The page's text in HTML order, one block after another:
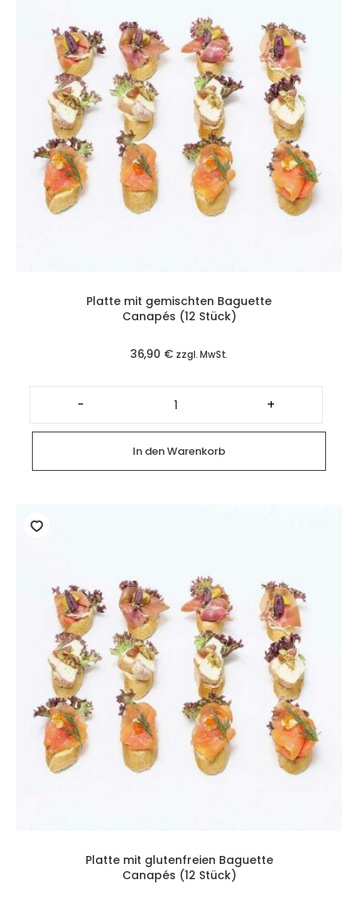
Platte mit gemischten Baguette
Canapés (12 Stück)
36,90 € zzgl. MwSt.
-
Platte
mit
gemischten
Baguette
Canapés
(12
Stück)
Menge
+
In den Warenkorb
Platte mit glutenfreien Baguette
Canapés (12 Stück)